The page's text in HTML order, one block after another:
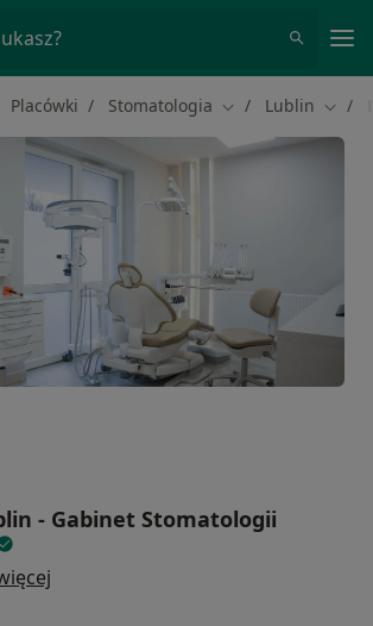
Placówki Stomatologia Zmień miasto
Lublin
- Gabinet Stomatologii